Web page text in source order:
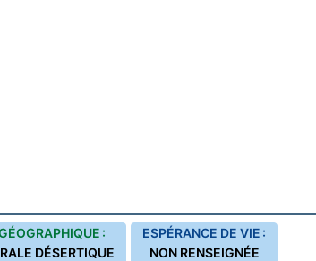
:
DÉSERTIQUE
ESPÉRANCE DE VIE :
NON RENSEIGNÉE